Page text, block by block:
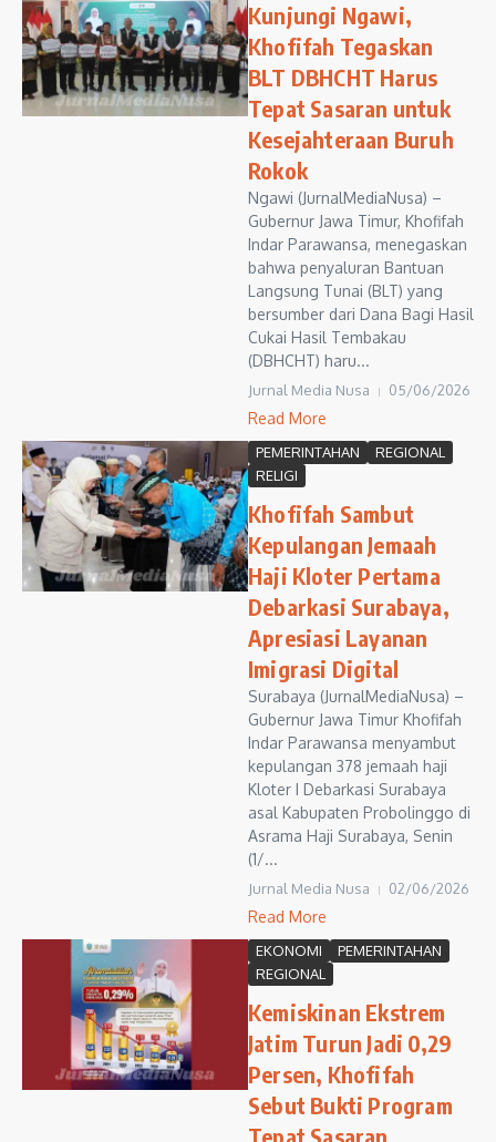
Kunjungi Ngawi,
Khofifah Tegaskan
BLT DBHCHT Harus
Tepat Sasaran untuk
Kesejahteraan Buruh
Rokok
Ngawi (JurnalMediaNusa) –
Gubernur Jawa Timur, Khofifah
Indar Parawansa, menegaskan
bahwa penyaluran Bantuan
Langsung Tunai (BLT) yang
bersumber dari Dana Bagi Hasil
Cukai Hasil Tembakau
(DBHCHT) haru...
Jurnal Media Nusa 05/06/2026
Read More
PEMERINTAHAN
REGIONAL
RELIGI
Khofifah Sambut
Kepulangan Jemaah
Haji Kloter Pertama
Debarkasi Surabaya,
Apresiasi Layanan
Imigrasi Digital
Surabaya (JurnalMediaNusa) –
Gubernur Jawa Timur Khofifah
Indar Parawansa menyambut
kepulangan 378 jemaah haji
Kloter I Debarkasi Surabaya
asal Kabupaten Probolinggo di
Asrama Haji Surabaya, Senin
(1/...
Jurnal Media Nusa 02/06/2026
Read More
EKONOMI
PEMERINTAHAN
REGIONAL
Kemiskinan Ekstrem
Jatim Turun Jadi 0,29
Persen, Khofifah
Sebut Bukti Program
Tepat Sasaran